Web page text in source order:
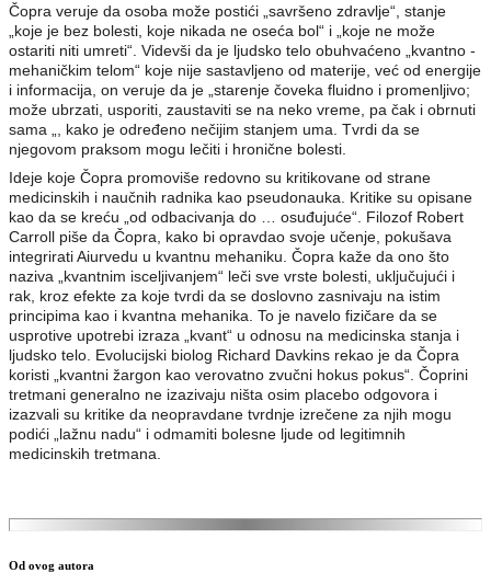
Čopra veruje da osoba može postići „savršeno zdravlje“, stanje
„koje je bez bolesti, koje nikada ne oseća bol“ i „koje ne može
ostariti niti umreti“. Videvši da je ljudsko telo obuhvaćeno „kvantno -
mehaničkim telom“ koje nije sastavljeno od materije, već od energije
i informacija, on veruje da je „starenje čoveka fluidno i promenljivo;
može ubrzati, usporiti, zaustaviti se na neko vreme, pa čak i obrnuti
sama „, kako je određeno nečijim stanjem uma. Tvrdi da se
njegovom praksom mogu lečiti i hronične bolesti.
Ideje koje Čopra promoviše redovno su kritikovane od strane
medicinskih i naučnih radnika kao pseudonauka. Kritike su opisane
kao da se kreću „od odbacivanja do … osuđujuće“. Filozof Robert
Carroll piše da Čopra, kako bi opravdao svoje učenje, pokušava
integrirati Aiurvedu u kvantnu mehaniku. Čopra kaže da ono što
naziva „kvantnim isceljivanjem“ leči sve vrste bolesti, uključujući i
rak, kroz efekte za koje tvrdi da se doslovno zasnivaju na istim
principima kao i kvantna mehanika. To je navelo fizičare da se
usprotive upotrebi izraza „kvant“ u odnosu na medicinska stanja i
ljudsko telo. Evolucijski biolog Richard Davkins rekao je da Čopra
koristi „kvantni žargon kao verovatno zvučni hokus pokus“. Čoprini
tretmani generalno ne izazivaju ništa osim placebo odgovora i
izazvali su kritike da neopravdane tvrdnje izrečene za njih mogu
podići „lažnu nadu“ i odmamiti bolesne ljude od legitimnih
medicinskih tretmana.
Od ovog autora